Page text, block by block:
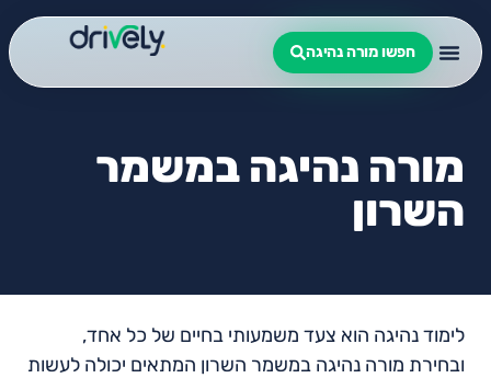
חפשו מורה נהיגה
מורה נהיגה במשמר
השרון
לימוד נהיגה הוא צעד משמעותי בחיים של כל אחד,
ובחירת מורה נהיגה במשמר השרון המתאים יכולה לעשות